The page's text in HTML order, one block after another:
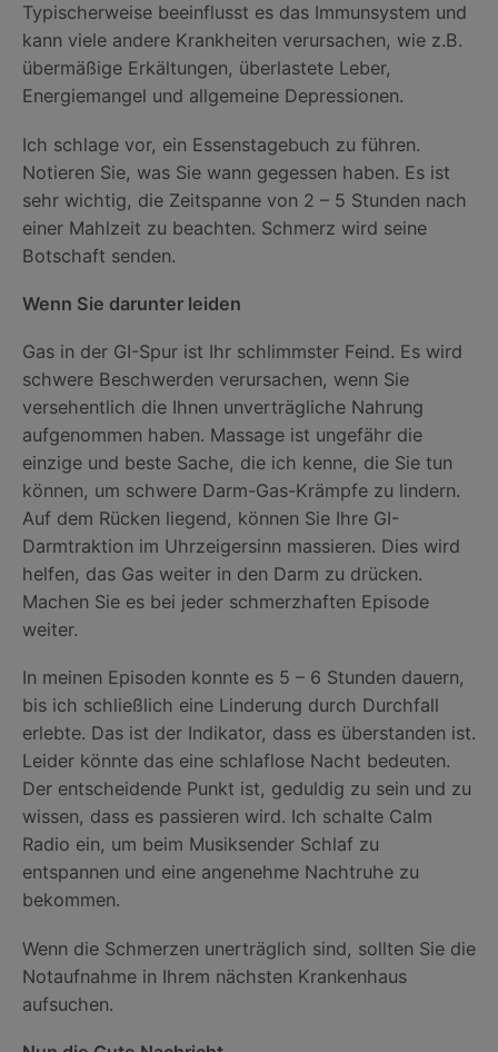
Typischerweise beeinflusst es das Immunsystem und
kann viele andere Krankheiten verursachen, wie z.B.
übermäßige Erkältungen, überlastete Leber,
Energiemangel und allgemeine Depressionen.
Ich schlage vor, ein Essenstagebuch zu führen.
Notieren Sie, was Sie wann gegessen haben. Es ist
sehr wichtig, die Zeitspanne von 2 – 5 Stunden nach
einer Mahlzeit zu beachten. Schmerz wird seine
Botschaft senden.
Wenn Sie darunter leiden
Gas in der GI-Spur ist Ihr schlimmster Feind. Es wird
schwere Beschwerden verursachen, wenn Sie
versehentlich die Ihnen unverträgliche Nahrung
aufgenommen haben. Massage ist ungefähr die
einzige und beste Sache, die ich kenne, die Sie tun
können, um schwere Darm-Gas-Krämpfe zu lindern.
Auf dem Rücken liegend, können Sie Ihre GI-
Darmtraktion im Uhrzeigersinn massieren. Dies wird
helfen, das Gas weiter in den Darm zu drücken.
Machen Sie es bei jeder schmerzhaften Episode
weiter.
In meinen Episoden konnte es 5 – 6 Stunden dauern,
bis ich schließlich eine Linderung durch Durchfall
erlebte. Das ist der Indikator, dass es überstanden ist.
Leider könnte das eine schlaflose Nacht bedeuten.
Der entscheidende Punkt ist, geduldig zu sein und zu
wissen, dass es passieren wird. Ich schalte Calm
Radio ein, um beim Musiksender Schlaf zu
entspannen und eine angenehme Nachtruhe zu
bekommen.
Wenn die Schmerzen unerträglich sind, sollten Sie die
Notaufnahme in Ihrem nächsten Krankenhaus
aufsuchen.